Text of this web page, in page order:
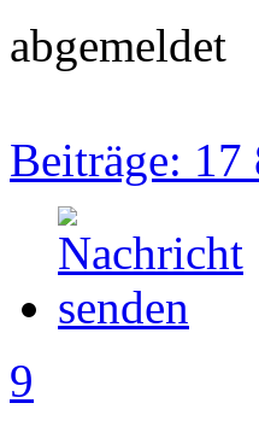
abgemeldet
Beiträge: 17
9